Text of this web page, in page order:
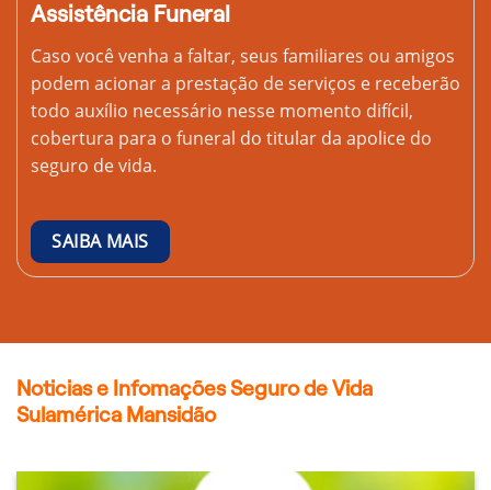
Assistência Funeral
Caso você venha a faltar, seus familiares ou amigos
podem acionar a prestação de serviços e receberão
todo auxílio necessário nesse momento difícil,
cobertura para o funeral do titular da apolice do
seguro de vida.
SAIBA MAIS
Noticias e Infomações Seguro de Vida
Sulamérica Mansidão